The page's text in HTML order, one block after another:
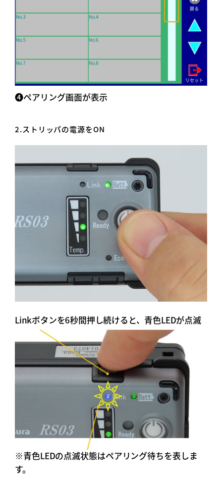
➍ペアリング画面が表示
2.ストリッパの電源をON
Linkボタンを6秒間押し続けると、青色LEDが点滅
※青色LEDの点滅状態はペアリング待ちを表しま
す。